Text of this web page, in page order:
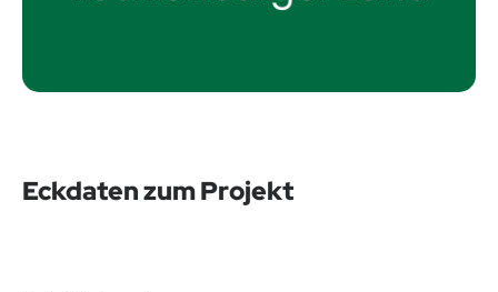
Eckdaten zum Projekt